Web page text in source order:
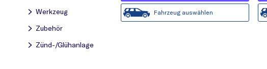
Werkzeug
Zubehör
Zünd-/Glühanlage
Fahrzeug auswählen